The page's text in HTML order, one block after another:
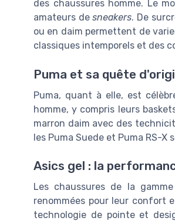
des chaussures homme. Le
amateurs desneakers. De
ou en daim permettent de
classiques intemporels et des
Puma et sa quête
Puma, quant à elle, est
homme, y compris leurs
marron daim avec des
les Puma Suede et Puma RS-X
Asics gel : la
Les chaussures de la
renommées pour leur confort
technologie de pointe et